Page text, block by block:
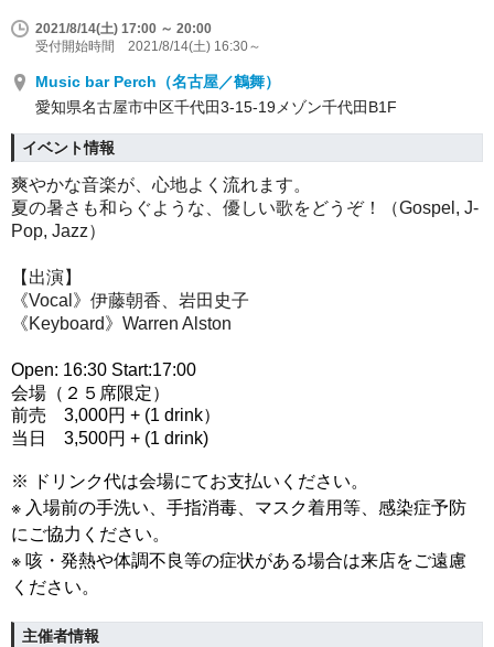
2021/8/14(土) 17:00 ～ 20:00
受付開始時間 2021/8/14(土) 16:30～
Music bar Perch（名古屋／鶴舞）
愛知県名古屋市中区千代田3-15-19メゾン千代田B1F
イベント情報
爽やかな音楽が、心地よく流れます。
夏の暑さも和らぐような、優しい歌をどうぞ！
（Gospel, J-
Pop, Jazz）
【出演】
《Vocal》伊藤朝香、岩田史子
《Keyboard》Warren Alston
Open: 16:30 Start:17:00
会場（２５席限定）
前売 3,000円 + (1 drink）
当日 3,500円 + (1 drink)
※ ドリンク代は会場にてお支払いください。
※ 入場前の手洗い、手指消毒、マスク着用等、感染症予防
にご協力ください。
※ 咳・発熱や体調不良等の症状がある場合は来店をご遠慮
ください。
主催者情報